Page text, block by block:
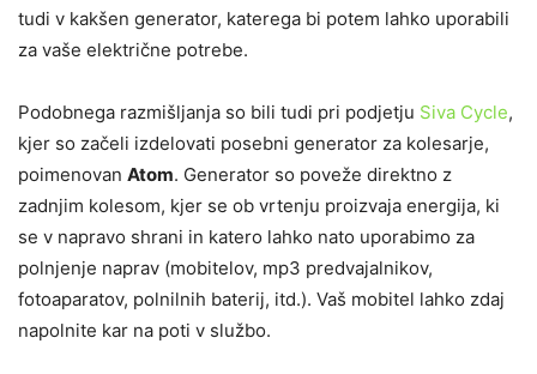
tudi v kakšen generator, katerega bi potem lahko uporabili
za vaše električne potrebe.
Podobnega razmišljanja so bili tudi pri podjetju Siva Cycle,
kjer so začeli izdelovati posebni generator za kolesarje,
poimenovan Atom. Generator so poveže direktno z
zadnjim kolesom, kjer se ob vrtenju proizvaja energija, ki
se v napravo shrani in katero lahko nato uporabimo za
polnjenje naprav (mobitelov, mp3 predvajalnikov,
fotoaparatov, polnilnih baterij, itd.). Vaš mobitel lahko zdaj
napolnite kar na poti v službo.